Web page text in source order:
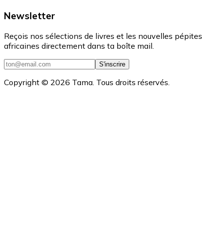
Newsletter
Reçois nos sélections de livres et les nouvelles pépites
africaines directement dans ta boîte mail.
S'inscrire
Copyright © 2026 Tama. Tous droits réservés.